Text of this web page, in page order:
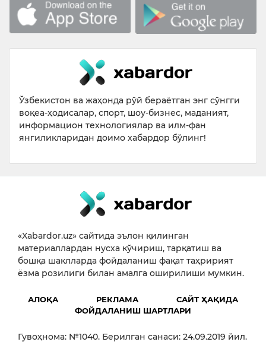
Ўзбекистон ва жаҳонда рўй бераётган энг сўнгги
воқеа-ҳодисалар, спорт, шоу-бизнес, маданият,
информацион технологиялар ва илм-фан
янгиликларидан доимо хабардор бўлинг!
«Xabardor.uz» сайтида эълон қилинган
материаллардан нусха кўчириш, тарқатиш ва
бошқа шаклларда фойдаланиш фақат таҳририят
ёзма розилиги билан амалга оширилиши мумкин.
АЛОҚА РЕКЛАМА
САЙТ ҲАҚИДА
ФОЙДАЛАНИШ ШАРТЛАРИ
Гувоҳнома: №1040. Берилган санаси: 24.09.2019 йил.